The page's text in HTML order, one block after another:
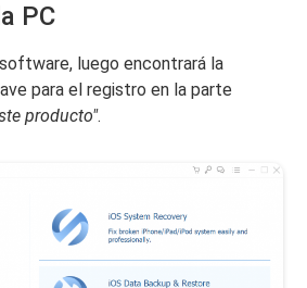
PC
luego encontrará la
para el registro en la parte
producto".